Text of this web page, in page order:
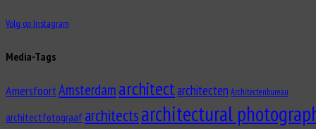
Volg op Instagram
Media-Tags
AmersfoortAmsterdamarchitectarchitecten Architectenbureau
architectfotograaf architectsarchitectural